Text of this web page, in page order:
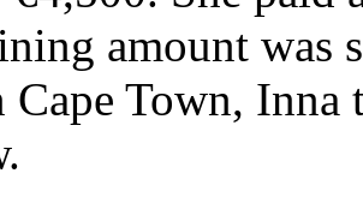
amount was
Town,